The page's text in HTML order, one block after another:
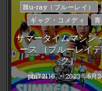
Posted
in
Blu-ray（ブルーレイ）
ギャグ・コメディ
サマータイムマシン
ース （ブルーレイ
ク）
phi72110 2023年6月